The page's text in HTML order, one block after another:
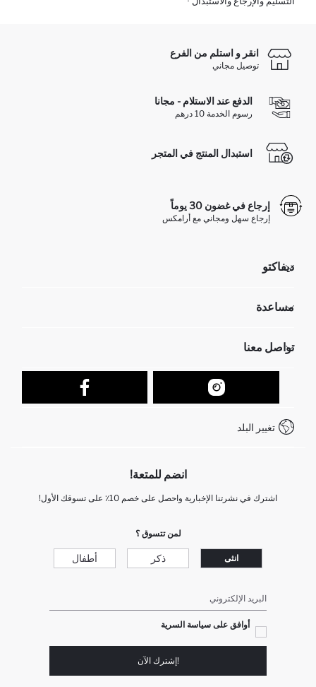
انقر و استلم من الفرع
توصيل مجاني
الدفع عند الاستلام - مجانا
رسوم الخدمة 10 درهم
استبدال المنتج في المتجر
إرجاع في غضون 30 يوماً
إرجاع سهل ومجاني مع أرامكس
ديفاكتو
تعرف علينا
مساعدة
عمليات الارجاع و الاستبدال السهلة
تتبع الشحنة
كيف يمكنك التسوق في ديفاكتو ؟
كيف تدفع في ديفاكتو؟
تواصل معنا
نموذج الاتصال
+212 525 076 633 خدمة العملاءتغيير البلد
انضم للمتعة!
اشترك في نشرتنا الإخبارية واحصل على خصم 10٪ على تسوقك الأول!
لمن تتسوق ؟
انثى ذكر أطفال
البريد الإلكتروني
أوافق على سياسة السرية
!إشترك الآن